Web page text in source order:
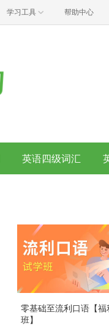
学习工具 帮助中心
英语四级词汇
零基础至流利口语【福
班】